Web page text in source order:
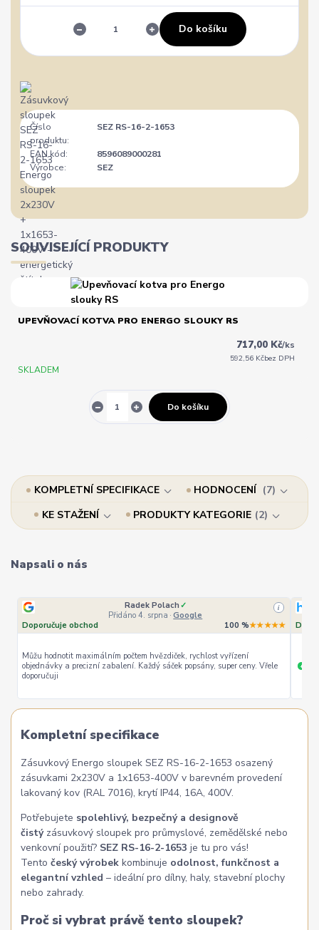
Do košíku
Číslo
produktu:
SEZ RS-16-2-1653
EAN kód:
8596089000281
Výrobce:
SEZ
SOUVISEJÍCÍ PRODUKTY
UPEVŇOVACÍ KOTVA PRO ENERGO SLOUKY RS
717,00 Kč/ks
592,56 Kčbez DPH
SKLADEM
Do košíku
KOMPLETNÍ SPECIFIKACE HODNOCENÍ
7
KE STAŽENÍ
PRODUKTY KATEGORIE 2
Napsali o nás
Radek Polach ✓
Přidáno 4. srpna · Google
i
Doporučuje obchod 100 %★★★★★
Můžu hodnotit maximálním počtem hvězdiček, rychlost vyřízení
objednávky a precizní zabalení. Každý sáček popsány, super ceny. Vřele
doporučuji
+
Kompletní specifikace
Zásuvkový Energo sloupek SEZ RS-16-2-1653 osazený
zásuvkami 2x230V a 1x1653-400V v barevném provedení
lakovaný kov (RAL 7016), krytí IP44, 16A, 400V.
Potřebujete spolehlivý, bezpečný a designově
čistýzásuvkový sloupek pro průmyslové, zemědělské nebo
venkovní použití? SEZ RS-16-2-1653 je tu pro vás!
Tentočeský výrobek kombinuje odolnost, funkčnost a
elegantní vzhled – ideální pro dílny, haly, stavební plochy
nebo zahrady.
Proč si vybrat právě tento sloupek?